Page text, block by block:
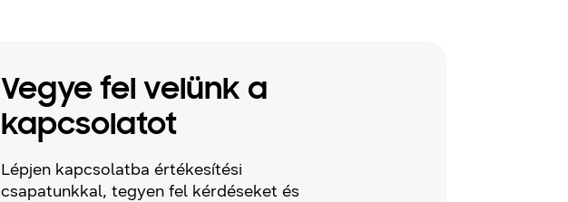
Vegye fel velünk a
kapcsolatot
Lépjen kapcsolatba értékesítési
csapatunkkal, tegyen fel kérdéseket és